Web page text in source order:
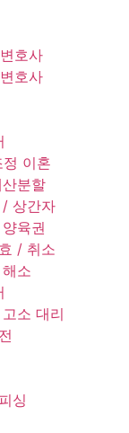
호사
호사
이혼
분할
상간자
육권
/ 취소
소
소 대리
싱